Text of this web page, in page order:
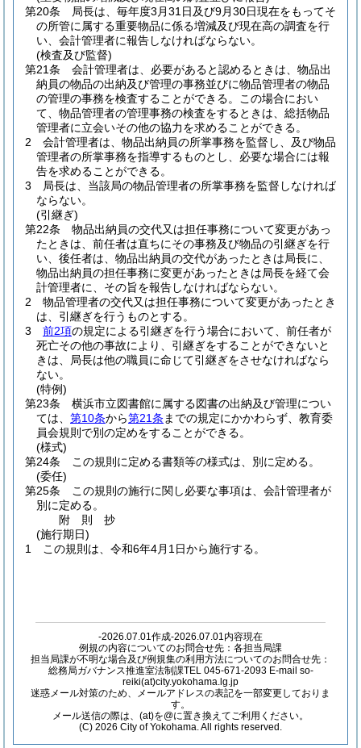
第20条
局長は、毎年度3月31日及び9月30日現在をもってそ
の所管に属する重要物品に係る増減及び現在高の調査を行
い、会計管理者に報告しなければならない。
(検査及び監督)
第21条
会計管理者は、必要があると認めるときは、物品出
納員の物品の出納及び管理の事務並びに物品管理者の物品
の管理の事務を検査することができる。
この場合におい
て、物品管理者の管理事務の検査をするときは、総括物品
管理者に立会いその他の協力を求めることができる。
2
会計管理者は、物品出納員の所掌事務を監督し、及び物品
管理者の所掌事務を指導するものとし、必要な場合には報
告を求めることができる。
3
局長は、当該局の物品管理者の所掌事務を監督しなければ
ならない。
(引継ぎ)
第22条
物品出納員の交代又は担任事務について変更があっ
たときは、前任者は直ちにその事務及び物品の引継ぎを行
い、後任者は、物品出納員の交代があったときは局長に、
物品出納員の担任事務に変更があったときは局長を経て会
計管理者に、その旨を報告しなければならない。
2
物品管理者の交代又は担任事務について変更があったとき
は、引継ぎを行うものとする。
3
前2項の規定による引継ぎを行う場合において、前任者が
死亡その他の事故により、引継ぎをすることができないと
きは、局長は他の職員に命じて引継ぎをさせなければなら
ない。
(特例)
第23条
横浜市立図書館に属する図書の出納及び管理につい
ては、 第10条から第21条 までの規定にかかわらず、教育委
員会規則で別の定めをすることができる。
(様式)
第24条
この規則に定める書類等の様式は、別に定める。
(委任)
第25条
この規則の施行に関し必要な事項は、会計管理者が
別に定める。
附 則
抄
(施行期日)
1
この規則は、令和6年4月1日から施行する。
-2026.07.01作成-2026.07.01内容現在
例規の内容についてのお問合せ先：各担当局課
担当局課が不明な場合及び例規集の利用方法についてのお問合せ先：
総務局ガバナンス推進室法制課TEL 045-671-2093 E-mail so-
reiki(at)city.yokohama.lg.jp
迷惑メール対策のため、メールアドレスの表記を一部変更しておりま
す。
メール送信の際は、(at)を@に置き換えてご利用ください。
(C) 2026 City of Yokohama. All rights reserved.